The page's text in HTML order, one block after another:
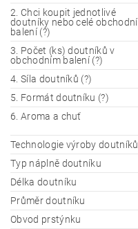
2. Chci koupit jednotlivé
doutníky nebo celé obchodní
balení (?)
3. Počet (ks) doutníků v
obchodním balení (?)
4. Síla doutníků (?)
5. Formát doutníku (?)
6. Aroma a chuť
Technologie výroby doutníků
Typ náplně doutníku
Délka doutníku
Průměr doutníku
Obvod prstýnku